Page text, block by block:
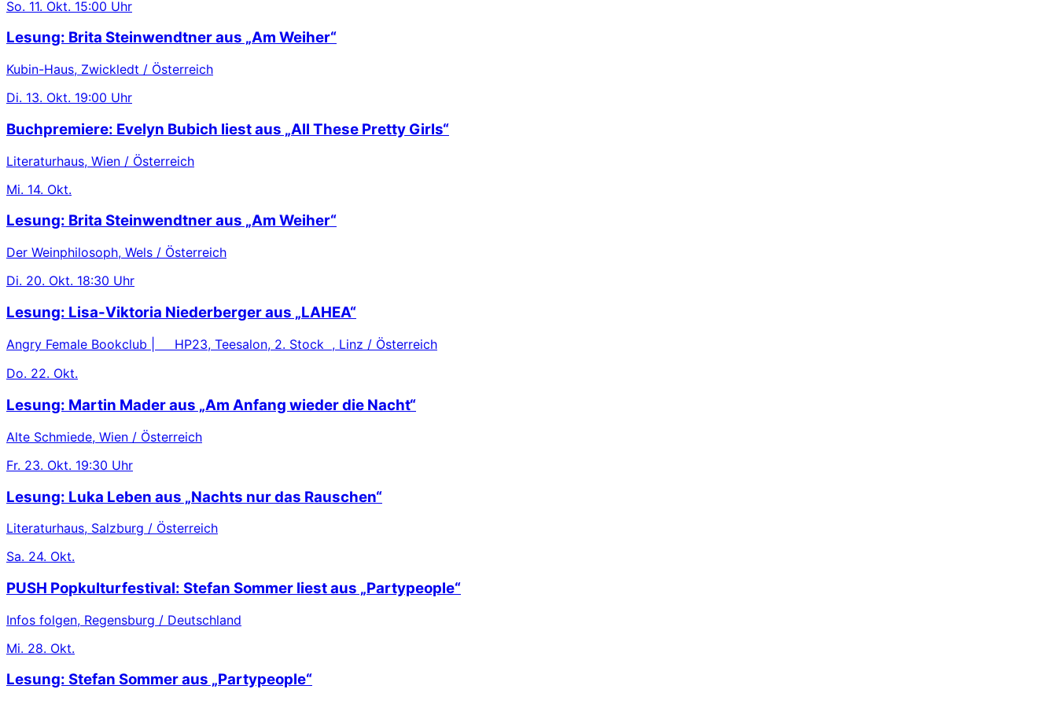
So. 11. Okt. 15:00 Uhr
Lesung: Brita Steinwendtner aus „Am Weiher“
Kubin-Haus, Zwickledt / Österreich
Di. 13. Okt. 19:00 Uhr
Buchpremiere: Evelyn Bubich liest aus „All These Pretty Girls“
Literaturhaus, Wien / Österreich
Mi. 14. Okt.
Lesung: Brita Steinwendtner aus „Am Weiher“
Der Weinphilosoph, Wels / Österreich
Di. 20. Okt. 18:30 Uhr
Lesung: Lisa-Viktoria Niederberger aus „LAHEA“
Angry Female Bookclub | HP23, Teesalon, 2. Stock , Linz / Österreich
Do. 22. Okt.
Lesung: Martin Mader aus „Am Anfang wieder die Nacht“
Alte Schmiede, Wien / Österreich
Fr. 23. Okt. 19:30 Uhr
Lesung: Luka Leben aus „Nachts nur das Rauschen“
Literaturhaus, Salzburg / Österreich
Sa. 24. Okt.
PUSH Popkulturfestival: Stefan Sommer liest aus „Partypeople“
Infos folgen, Regensburg / Deutschland
Mi. 28. Okt.
Lesung: Stefan Sommer aus „Partypeople“